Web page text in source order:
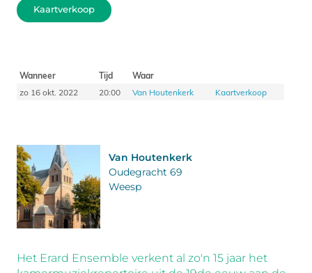
Kaartverkoop
Wanneer Tijd
Waar
zo 16 okt. 2022
20:00 Van Houtenkerk Kaartverkoop
Van Houtenkerk
Oudegracht 69
Weesp
Het Erard Ensemble verkent al zo'n 15 jaar het